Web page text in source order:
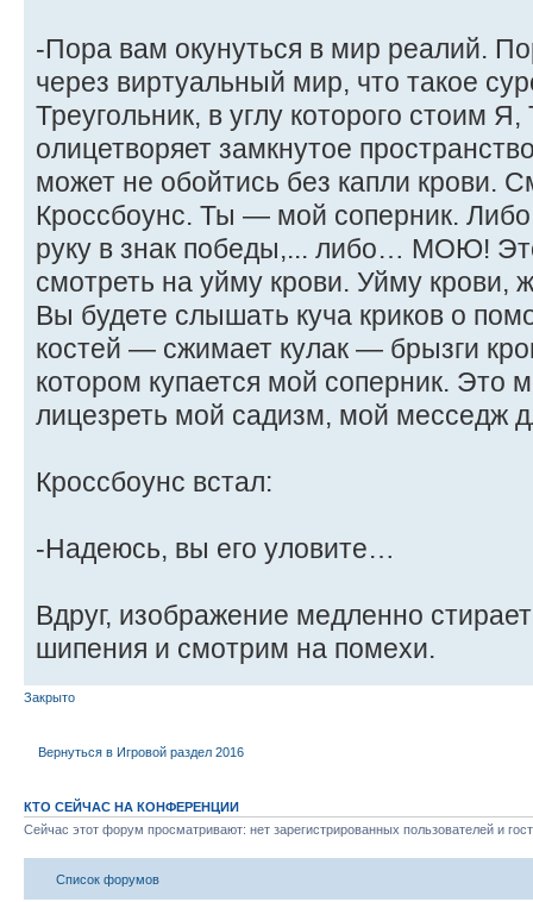
-Пора вам окунуться в мир реалий.
через виртуальный мир, что такое
Треугольник, в углу которого стоим
олицетворяет замкнутое
может не обойтись без капли крови.
Кроссбоунс. Ты — мой соперник.
руку в знак победы,... либо… МОЮ!
смотреть на уйму крови. Уйму крови,
Вы будете слышать куча криков о
костей — сжимает кулак — брызги
котором купается мой соперник.
лицезреть мой садизм, мой месседж
Кроссбоунс встал:
-Надеюсь, вы его уловите…
Вдруг, изображение медленно
шипения и смотрим на помехи.
Закрыто
Вернуться в Игровой раздел 2016
КТО СЕЙЧАС НА КОНФЕРЕНЦИИ
Сейчас этот форум просматривают: нет зарегистрированных пользователей и
Список форумов